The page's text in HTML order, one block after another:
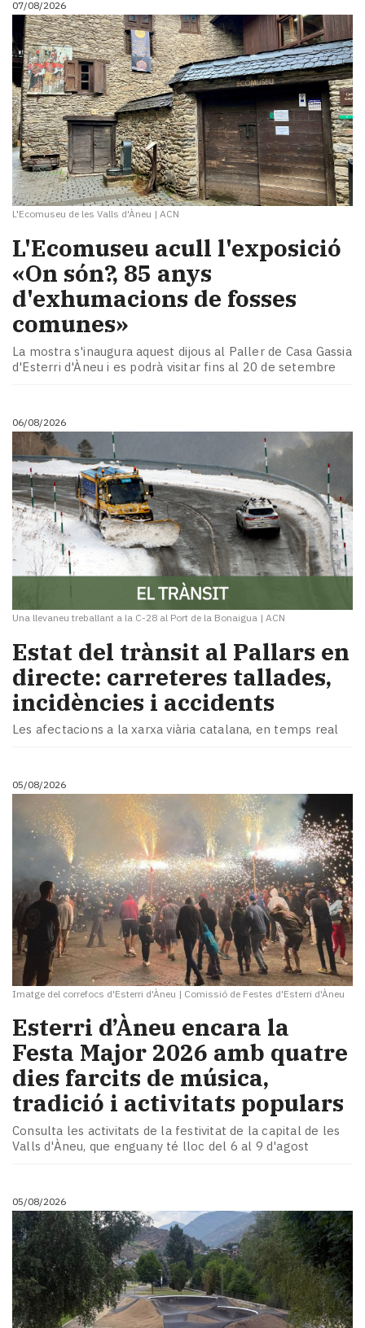
i
turisme
Cultura
Esports
Mai
tant!
TV
i
mitjans
El
temps
Reportatges
Entrevistes
Enquestes
A
escena!
Dis
la
teva!
Subscriptors
del
Pallars
Contingut
patrocinat
Lo
més
llegit...
Editorial
07/08/2026
L'Ecomuseu de les Valls d'Àneu | ACN
L'Ecomuseu acull l'exposició
«On són?, 85 anys
d'exhumacions de fosses
comunes»
La mostra s'inaugura aquest dijous al Paller de Casa Gassia
d'Esterri d'Àneu i es podrà visitar fins al 20 de setembre
06/08/2026
Una llevaneu treballant a la C-28 al Port de la Bonaigua | ACN
Estat del trànsit al Pallars en
directe: carreteres tallades,
incidències i accidents
Les afectacions a la xarxa viària catalana, en temps real
05/08/2026
Imatge del correfocs d'Esterri d'Àneu | Comissió de Festes d'Esterri d'Àneu
Esterri d’Àneu encara la
Festa Major 2026 amb quatre
dies farcits de música,
tradició i activitats populars
Consulta les activitats de la festivitat de la capital de les
Valls d'Àneu, que enguany té lloc del 6 al 9 d'agost
05/08/2026